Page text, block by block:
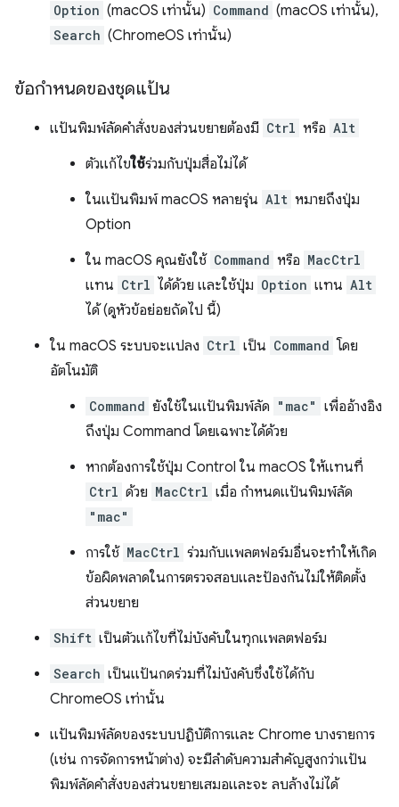
Option (macOS เท่านั้น) Command (macOS เท่านั้น),
Search (ChromeOS เท่านั้น)
ข้อกำหนดของชุดแป้น
แป้นพิมพ์ลัดคำสั่งของส่วนขยายต้องมี Ctrl หรือ Alt
ตัวแก้ไขใช้ร่วมกับปุ่มสื่อไม่ได้
ในแป้นพิมพ์ macOS หลายรุ่น Alt หมายถึงปุ่ม
Option
ใน macOS คุณยังใช้ Command หรือ MacCtrl
แทน Ctrl ได้ด้วย และใช้ปุ่ม Option แทน Alt
ได้ (ดูหัวข้อย่อยถัดไป นี้)
ใน macOS ระบบจะแปลง Ctrl เป็น Command โดย
อัตโนมัติ
Command ยังใช้ในแป้นพิมพ์ลัด "mac" เพื่ออ้างอิง
ถึงปุ่ม Command โดยเฉพาะได้ด้วย
หากต้องการใช้ปุ่ม Control ใน macOS ให้แทนที่
Ctrl ด้วย MacCtrl เมื่อ กำหนดแป้นพิมพ์ลัด
"mac"
การใช้ MacCtrl ร่วมกับแพลตฟอร์มอื่นจะทำให้เกิด
ข้อผิดพลาดในการตรวจสอบและป้องกันไม่ให้ติดตั้ง
ส่วนขยาย
Shift เป็นตัวแก้ไขที่ไม่บังคับในทุกแพลตฟอร์ม
Search เป็นแป้นกดร่วมที่ไม่บังคับซึ่งใช้ได้กับ
ChromeOS เท่านั้น
แป้นพิมพ์ลัดของระบบปฏิบัติการและ Chrome บางรายการ
(เช่น การจัดการหน้าต่าง) จะมีลำดับความสำคัญสูงกว่าแป้น
พิมพ์ลัดคำสั่งของส่วนขยายเสมอและจะ ลบล้างไม่ได้